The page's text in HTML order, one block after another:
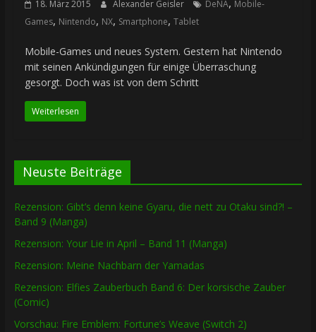
18. März 2015 Alexander Geisler DeNA, Mobile-
Games, Nintendo, NX, Smartphone, Tablet
Mobile-Games und neues System. Gestern hat Nintendo
mit seinen Ankündigungen für einige Überraschung
gesorgt. Doch was ist von dem Schritt
Weiterlesen
Neuste Beiträge
Rezension: Gibt’s denn keine Gyaru, die nett zu Otaku sind?! –
Band 9 (Manga)
Rezension: Your Lie in April – Band 11 (Manga)
Rezension: Meine Nachbarn der Yamadas
Rezension: Elfies Zauberbuch Band 6: Der korsische Zauber
(Comic)
Vorschau: Fire Emblem: Fortune’s Weave (Switch 2)